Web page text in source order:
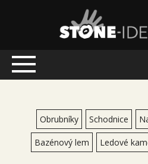
TOP NABÍDKA
PRODUKTY
Mlatové povrchy
Obrubníky Schodnice
Bazénový lem Ledové